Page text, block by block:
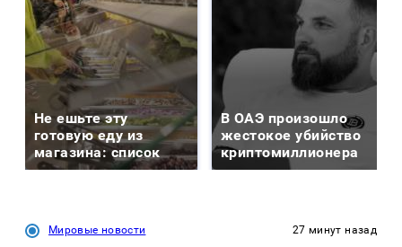
Не ешьте эту
готовую еду из
магазина: список
В ОАЭ произошло
жестокое убийство
криптомиллионера
Мировые новости 27 минут назад